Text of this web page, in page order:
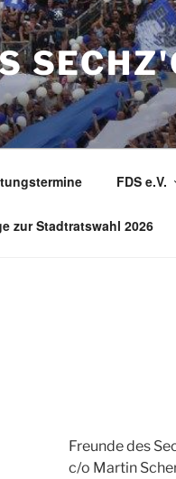
FDS e.V.
zur Stadtratswahl 2026
Freunde des
c/o Martin